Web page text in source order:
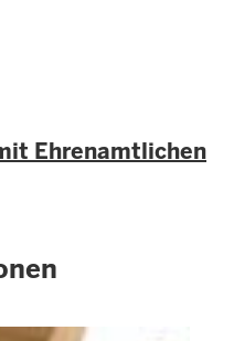
Ehrenamtlichen